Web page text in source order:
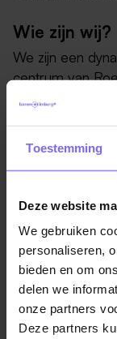
Toestemming
Deze website
We gebruiken
personaliseren,
bieden en om
delen we
onze partners
Deze partners
Wie zijn wij?
We zijn een
centrum van
en efficiënte
centraal staat.
flexibiliteit
Wat ga je
Als notarieel
notariële zaken
Je bent in staat
werken. De